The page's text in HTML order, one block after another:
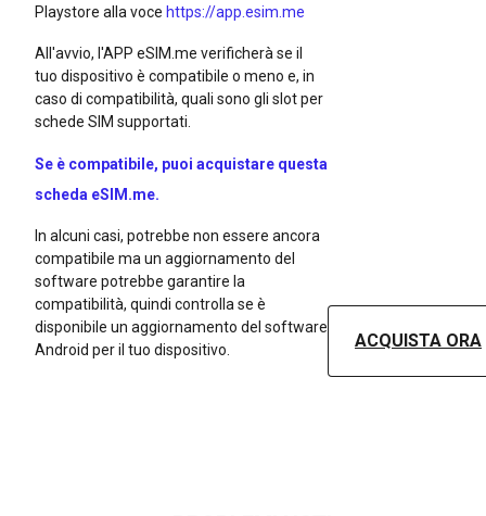
Playstore alla voce https://app.esim.me
All'avvio, l'APP eSIM.me verificherà se il
tuo dispositivo è compatibile o meno e, in
caso di compatibilità, quali sono gli slot per
schede SIM supportati.
Se è compatibile, puoi acquistare questa
scheda eSIM.me.
In alcuni casi, potrebbe non essere ancora
compatibile ma un aggiornamento del
software potrebbe garantire la
compatibilità, quindi controlla se è
disponibile un aggiornamento del software
Android per il tuo dispositivo.
ACQUISTA ORA